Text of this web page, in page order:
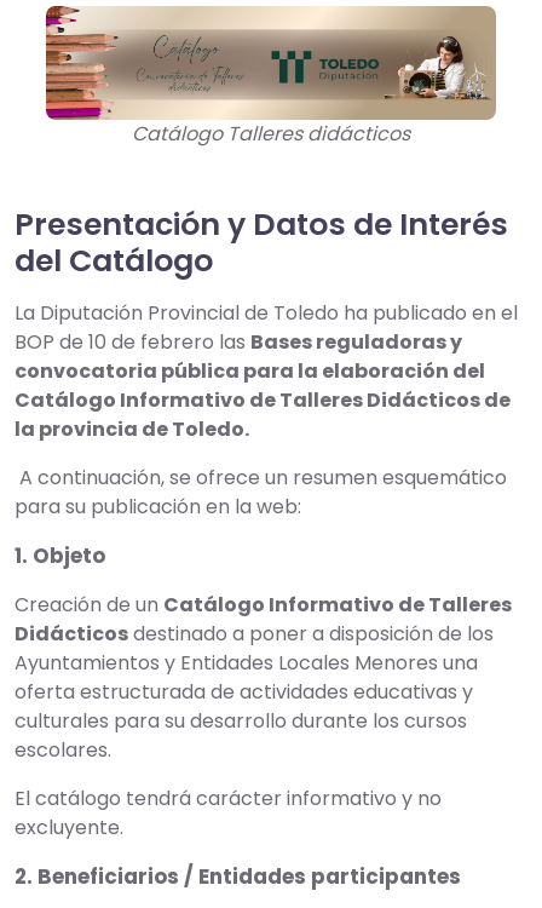
Catálogo Talleres didácticos
Presentación y Datos de Interés
del Catálogo
La Diputación Provincial de Toledo ha publicado en el
BOP de 10 de febrero las Bases reguladoras y
convocatoria pública para la elaboración del
Catálogo Informativo de Talleres Didácticos de
la provincia de Toledo.
A continuación, se ofrece un resumen esquemático
para su publicación en la web:
1. Objeto
Creación de un Catálogo Informativo de Talleres
Didácticosdestinado a poner a disposición de los
Ayuntamientos y Entidades Locales Menores una
oferta estructurada de actividades educativas y
culturales para su desarrollo durante los cursos
escolares.
El catálogo tendrá carácter informativo y no
excluyente.
2. Beneficiarios / Entidades participantes